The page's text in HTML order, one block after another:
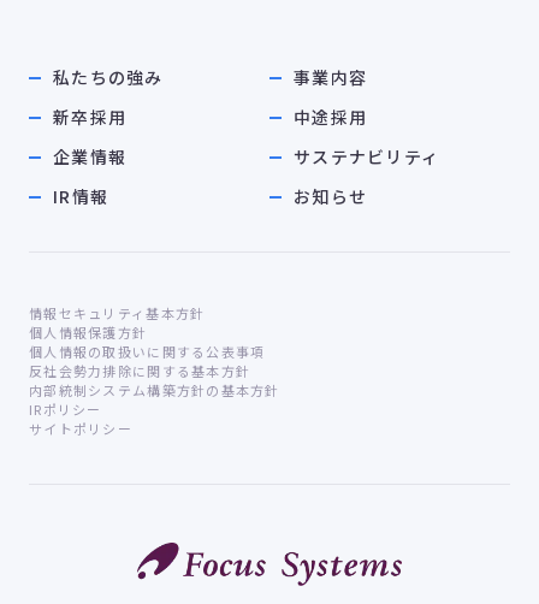
私たちの強み
事業内容
新卒採用
中途採用
企業情報
サステナビリティ
IR情報
お知らせ
情報セキュリティ基本方針
個人情報保護方針
個人情報の取扱いに関する公表事項
反社会勢力排除に関する基本方針
内部統制システム構築方針の基本方針
IRポリシー
サイトポリシー